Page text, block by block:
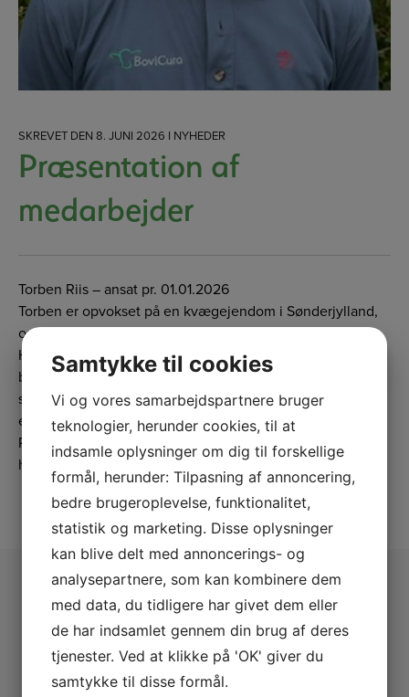
SKREVET DEN 8. JUNI 2026 I NYHEDER
Præsentation af
medarbejder
Torben Riis – ansat pr. 01.01.2026
Torben er opvokset på en kvægejendom i Sønderjylland,
og er faglært landmand inden dyrlægestudiet.
Han blev færdig som dyrlæge i 2014 og blev ansat i
blandet praksis hos Han Herred Dyrlægerne, hvor han
senere blev medejer. I 2020 blev Torben færdig med
efteruddannelse som kvægfagdyrlæge.
Privat er han gift med Katrine, som er hestedyrlæge. De
har 3 børn og bor på en lille landejendom tæt på Brovst.
Tilmeld dig vores
nyhedsbrev
Hold dig opdateret om kommende nyheder og kurser.
Samtykke til cookies
Vi og vores samarbejdspartnere bruger
teknologier, herunder cookies, til at
indsamle oplysninger om dig til forskellige
formål, herunder: Tilpasning af annoncering,
bedre brugeroplevelse, funktionalitet,
statistik og marketing. Disse oplysninger
kan blive delt med annoncerings- og
analysepartnere, som kan kombinere dem
med data, du tidligere har givet dem eller
de har indsamlet gennem din brug af deres
tjenester. Ved at klikke på 'OK' giver du
samtykke til disse formål.